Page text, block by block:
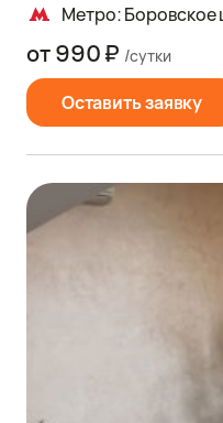
Метро: Боровское
Оставить заявку
от 990 ₽ /сутки